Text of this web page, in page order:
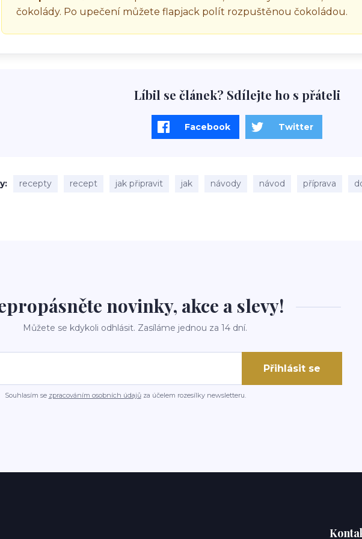
čokolády. Po upečení můžete flapjack polít rozpuštěnou čokoládou.
Líbil se článek? Sdílejte ho s přáteli
Facebook Twitter
recepty recept jak připravit jak návody návod příprava
novinky, akce a slevy!
Můžete se kdykoli odhlásit. Zasíláme jednou za 14 dní.
Přihlásit se
Souhlasím se zpracováním osobních údajůza účelem rozesílky newsletteru.